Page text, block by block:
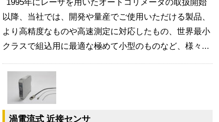
1995年にレーザを用いたオートコリメータの取扱開始
以降、当社では、開発や量産でご使用いただける製品、
より高精度なものや高速測定に対応したもの、世界最小
クラスで組込用に最適な極めて小型のものなど、様々...
渦電流式 近接センサ